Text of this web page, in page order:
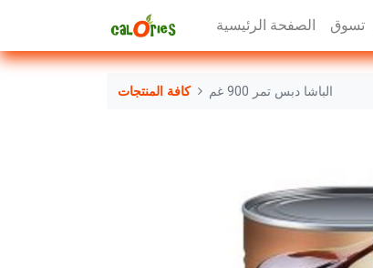
الصفحة الرئيسية تسوق
كافة المنتجات الباشا دبس تمر 900 غم